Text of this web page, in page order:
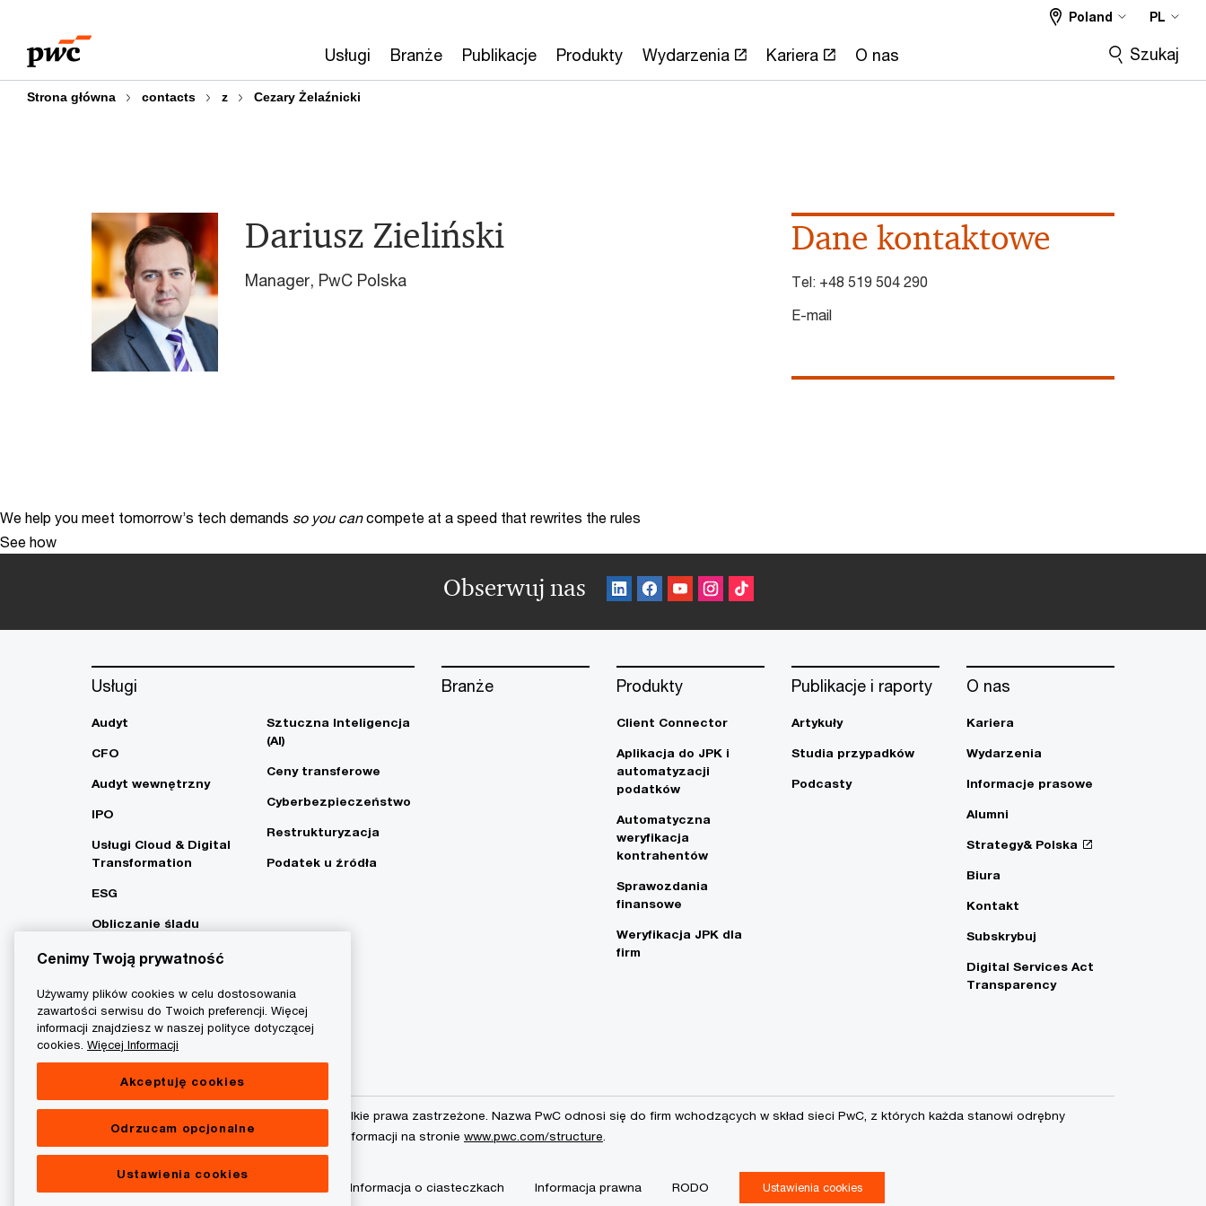
treści
stopki
Usługi Branże Publikacje Produkty Wydarzenia Kariera O nas
Poland PL
Szukaj
Strona główna contacts z Cezary Żelaźnicki
Dariusz Zieliński
Manager, PwC Polska
Dane kontaktowe
Tel: +48 519 504 290
E-mail
We help you meet tomorrow’s tech demands so you can compete at a speed that rewrites the rules
See how
Obserwuj nas
Usługi
Audyt
CFO
Audyt wewnętrzny
IPO
Usługi Cloud & Digital
Transformation
ESG
Obliczanie śladu
Net Zero
Sztuczna Inteligencja
(AI)
Ceny transferowe
Cyberbezpieczeństwo
Restrukturyzacja
Podatek u źródła
Branże Produkty
Client Connector
Aplikacja do JPK i
automatyzacji
podatków
Automatyczna
weryfikacja
kontrahentów
Sprawozdania
finansowe
Weryfikacja JPK dla
firm
Publikacje i raporty
Artykuły
Studia przypadków
Podcasty
O nas
Kariera
Wydarzenia
Informacje prasowe
Alumni
Strategy& Polska
Biura
Kontakt
Subskrybuj
Digital Services Act
Transparency
© 2015 - 2026 PwC. Wszelkie prawa zastrzeżone. Nazwa PwC odnosi się do firm wchodzących w skład sieci PwC, z których każda stanowi odrębny
podmiot prawny. Więcej informacji na stronie www.pwc.com/structure
Informacja o ciasteczkach Informacja prawna RODO Ustawienia cookies
Cenimy Twoją prywatność
Używamy plików cookies w celu dostosowania
zawartości serwisu do Twoich preferencji. Więcej
informacji znajdziesz w naszej polityce dotyczącej
cookies. Więcej Informacji
Akceptuję cookies
Odrzucam opcjonalne
Ustawienia cookies